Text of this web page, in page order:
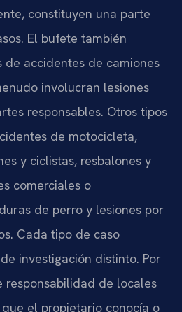
constituyen una parte
El bufete también
de accidentes de camiones
involucran lesiones
responsables. Otros tipos
de motocicleta,
y ciclistas, resbalones y
comerciales o
de perro y lesiones por
Cada tipo de caso
investigación distinto. Por
responsabilidad de locales
el propietario conocía o